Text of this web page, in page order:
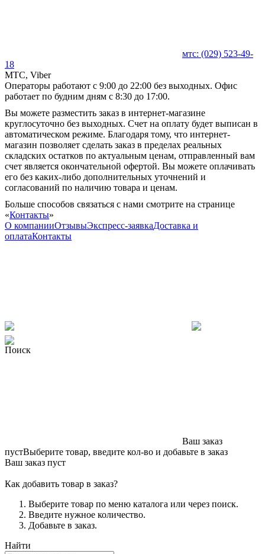
мтс: (029) 523-49-
18
MTC, Viber
Операторы работают с 9:00 до 22:00 без выходных. Офис
работает по будним дням с 8:30 до 17:00.
Вы можете разместить заказ в интернет-магазине
круглосуточно без выходных. Счет на оплату будет выписан в
автоматическом режиме. Благодаря тому, что интернет-
магазин позволяет сделать заказ в пределах реальных
складских остатков по актуальным ценам, отправленный вам
счет является окончательной офертой. Вы можете оплачивать
его без каких-либо дополнительных уточнений и
согласований по наличию товара и ценам.
Больше способов связаться с нами смотрите на странице
«Контакты»
О компанииОтзывыЭкспресс-заявкаДоставка и
оплатаКонтакты
Поиск
Ваш заказ
пустВыберите товар, введите кол-во и добавьте в заказ
Ваш заказ пуст
Как добавить товар в заказ?
Выберите товар по меню каталога или через поиск.
Введите нужное количество.
Добавьте в заказ.
Найти